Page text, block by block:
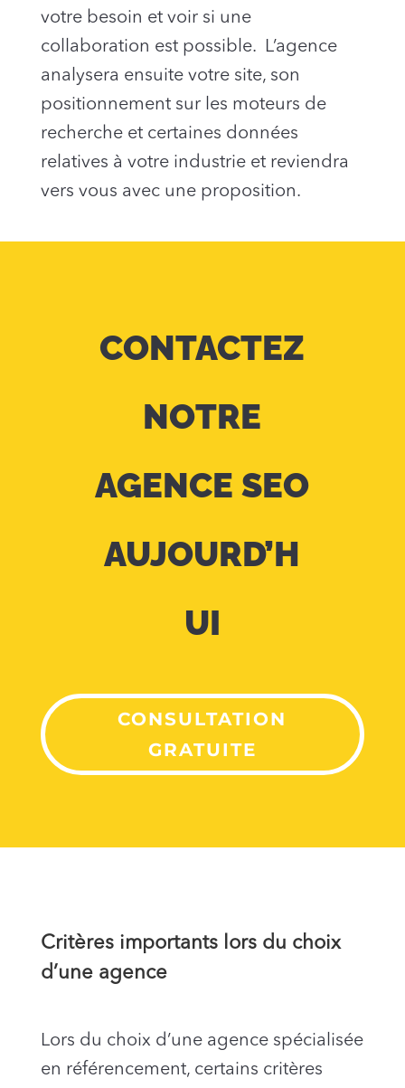
votre besoin et voir si une
collaboration est possible. L’agence
analysera ensuite votre site, son
positionnement sur les moteurs de
recherche et certaines données
relatives à votre industrie et reviendra
vers vous avec une proposition.
CONTACTEZ
NOTRE
AGENCE SEO
AUJOURD’H
UI
CONSULTATION
GRATUITE
Critères importants lors du choix
d’une agence
Lors du choix d’une agence spécialisée
en référencement, certains critères